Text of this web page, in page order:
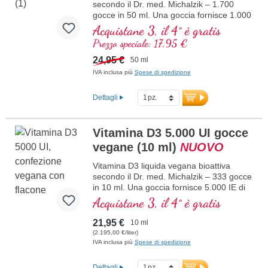
maggiori informazioni su Vitamina
D3 + K2
secondo il Dr. med. Michalzik – 1.700
gocce in 50 ml. Una goccia fornisce 1.000
IE di vitamina D3 vegana. Massima
qualità premium da licheni di alta qualità
controllati (non da alghe!) esclusivamente
vegetale 100% vegana. Disciolta in olio di
cocco MCT protettivo, coltivato senza
Questa combinazione ottimale supporta il
mantenimento di ossa normali,
muscolare e alla normale funzione del
sistema immunitario. Prodotto in
Germania senza ingegneria genetica, in
una produzione propria controllata attiva
da 25 anni, vegano, senza additivi e
testato in laboratorio. Sviluppato da
medici.
maggiori informazioni su Vitamina
D3 + K2
Acquistane 3, il 4° è gratis
Prezzo speciale: 17,95 €
24,95 € 50 ml
IVA inclusa più Spese di spedizione
Dettagli
Vitamina D3 5.000 UI gocce
vegane (10 ml) NUOVO
Vitamina D3 liquida vegana bioattiva
secondo il Dr. med. Michalzik – 333 gocce
in 10 ml. Una goccia fornisce 5.000 IE di
vitamina D3 vegana. Massima qualità
premium da licheni di alta qualità
controllati (non da alghe!) completamente
di origine vegetale, 100% vegana.
Disciolta in olio di cocco MCT protettivo,
biodisponibilità. Questa combinazione
Acquistane 3, il 4° è gratis
21,95 € 10 ml
(2.195,00 €/liter)
IVA inclusa più Spese di spedizione